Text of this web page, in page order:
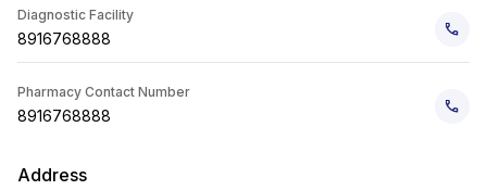
Diagnostic Facility
8916768888
Pharmacy Contact Number
8916768888
Address